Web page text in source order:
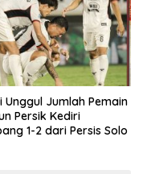
Unggul Jumlah Pemain
Persik Kediri
1-2 dari Persis Solo